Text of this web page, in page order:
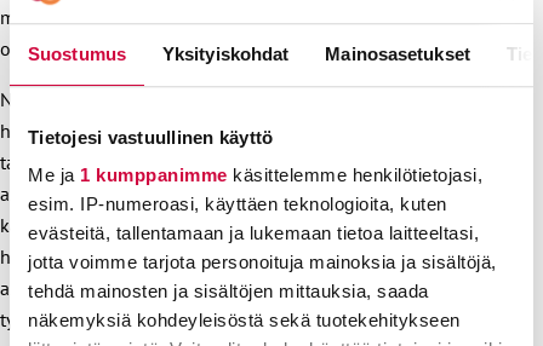
Suostumus Yksityiskohdat Mainosasetukset
Tietojesi vastuullinen käyttö
Me ja 1 kumppanimme käsittelemme henkilötietojasi,
esim. IP-numeroasi, käyttäen teknologioita, kuten
evästeitä, tallentamaan ja lukemaan tietoa laitteeltasi,
jotta voimme tarjota personoituja mainoksia ja sisältöjä,
tehdä mainosten ja sisältöjen mittauksia, saada
näkemyksiä kohdeyleisöstä sekä tuotekehitykseen
mikä on syönyt luottamusta. Omista eettisistä standardeista
on luovuttava, aitaa on madallettava.
Nordcare 2:n loppusanoissa todetaan: ”Suomalainen
hoivatyö vaikuttaa olevan noidankehässä: asiakkaiden
tarpeiden lisääntyminen ja kotihoidossa myös
asiakasmäärän nopea kasvu ovat johtaneet työpaineen
kasvuun, mikä puolestaan on johtanut hoivatyön laadun
heikkenemiseen. Tämä aiheuttaa moninaisia riskejä niin
asiakkaille kuin työntekijöille, mikä on johtamassa
työntekijöiden pakoon alalta. Jollei tätä syöksykierrettä